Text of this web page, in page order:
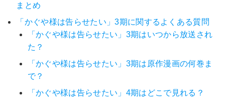
まとめ
「かぐや様は告らせたい」3期に関するよくある質問
「かぐや様は告らせたい」3期はいつから放送され
た？
「かぐや様は告らせたい」3期は原作漫画の何巻ま
で？
「かぐや様は告らせたい」4期はどこで見れる？